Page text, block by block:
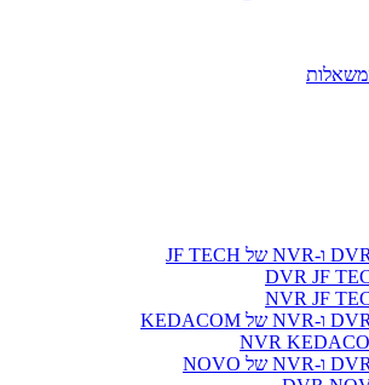
DVR JF
NVR JF
NVR